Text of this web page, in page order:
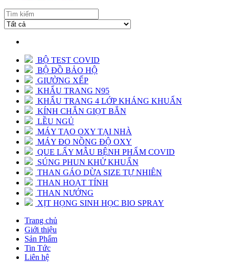
BỘ TEST COVID
BỘ ĐỒ BẢO HỘ
GIƯỜNG XẾP
KHẨU TRANG N95
KHẨU TRANG 4 LỚP KHÁNG KHUẨN
KÍNH CHẮN GIỌT BẮN
LỀU NGỦ
MÁY TẠO OXY TẠI NHÀ
MÁY ĐO NỒNG ĐỘ OXY
QUE LẤY MẪU BỆNH PHẨM COVID
SÚNG PHUN KHỬ KHUẨN
THAN GÁO DỪA SIZE TỰ NHIÊN
THAN HOẠT TÍNH
THAN NƯỚNG
XỊT HỌNG SINH HỌC BIO SPRAY
Trang chủ
Giới thiệu
Sản Phẩm
Tin Tức
Liên hệ